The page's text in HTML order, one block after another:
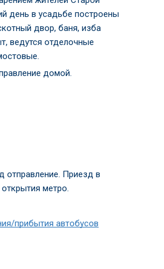
день в усадьбе построены
двор, баня, изба
ведутся отделочные
домой.
отправление. Приезд в
метро.
прибытия автобусов